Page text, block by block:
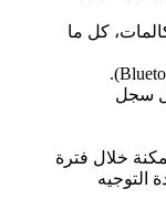
كل ما
سجل
التوجيه